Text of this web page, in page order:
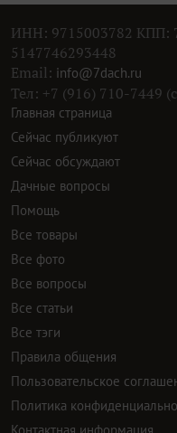
ИНН: 9715003782 КПП:
5147746293448
Email: info@7dach.ru
Тел: +7 (916) 710-7449
Главная страница
Сейчас публикуют
Сейчас обсуждают
Дачные вопросы
Помощь
Все товары
Все фото
Все вопросы
Все статьи
Все тэги
Правила общения
Пользовательское
Политика